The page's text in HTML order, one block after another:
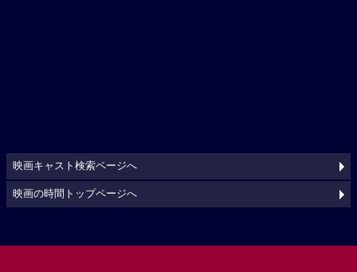
映画キャスト検索ページへ
映画の時間トップページへ